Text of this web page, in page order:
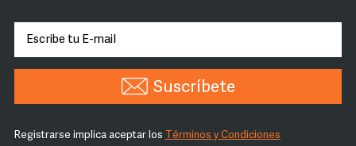
Suscríbete
Registrarse implica aceptar los Términos y Condiciones